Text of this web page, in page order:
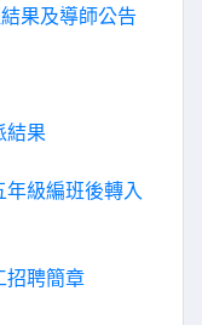
果及導師公告
結果
級編班後轉入
招聘簡章